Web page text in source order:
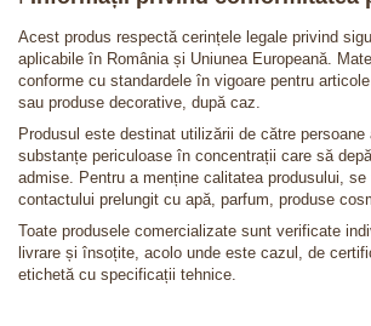
Acest produs respectă cerințele legale privind
aplicabile în România și Uniunea Europeană.
conforme cu standardele în vigoare pentru
sau produse decorative, după caz.
Produsul este destinat utilizării de către
substanțe periculoase în concentrații care să
admise. Pentru a menține calitatea produsului, se
contactului prelungit cu apă, parfum, produse
Toate produsele comercializate sunt verificate
livrare și însoțite, acolo unde este cazul, de
etichetă cu specificații tehnice.